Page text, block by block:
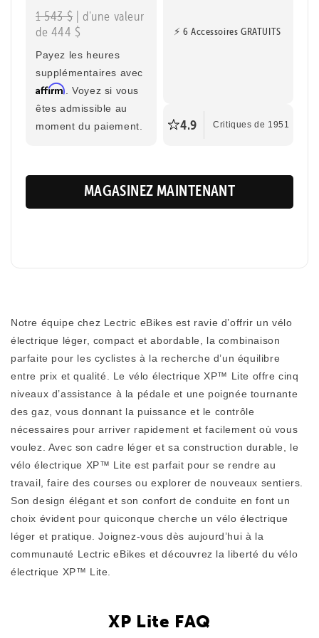
1,42 m - 1,88 m
Portée maximale
1 543 $ | d'une valeur
de 444 $
Payez les heures
supplémentaires avec
Affirm . Voyez si vous
êtes admissible au
moment du paiement.
⚡ 6 Accessoires GRATUITS
4.9 Critiques de 1951
MAGASINEZ MAINTENANT
XP Lite2 Longue portée
Vélo électrique pliable à entraînement par courroie pour les
trajets quotidiens
Portez vos aventures à un autre niveau avec une
batterie plus grosse et un système de transmission
par courroie fluide qui garde chaque kilomètre calme
et insouciant. Le XP Lite2 JW Black Long-Range est
pliable, facile à conduire et vous permet d’explorer
des kilomètres supplémentaires de plaisir.
Notre équipe chez Lectric eBikes est ravie d’offrir un vélo
électrique léger, compact et abordable, la combinaison
parfaite pour les cyclistes à la recherche d’un équilibre
entre prix et qualité. Le vélo électrique XP™ Lite offre cinq
niveaux d’assistance à la pédale et une poignée tournante
des gaz, vous donnant la puissance et le contrôle
nécessaires pour arriver rapidement et facilement où vous
voulez. Avec son cadre léger et sa construction durable, le
vélo électrique XP™ Lite est parfait pour se rendre au
travail, faire des courses ou explorer de nouveaux sentiers.
Son design élégant et son confort de conduite en font un
choix évident pour quiconque cherche un vélo électrique
léger et pratique. Joignez-vous dès aujourd’hui à la
communauté Lectric eBikes et découvrez la liberté du vélo
électrique XP™ Lite.
XP Lite FAQ